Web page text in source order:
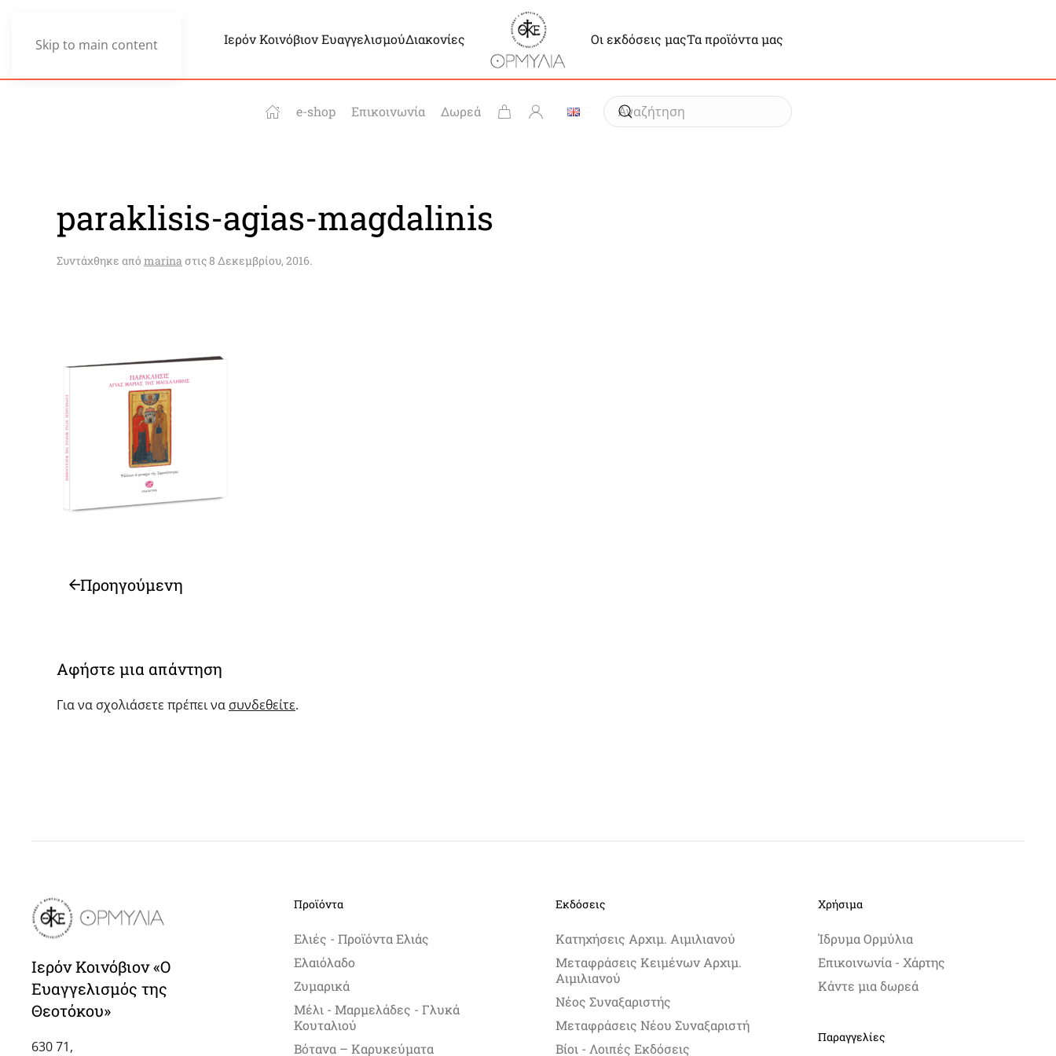
Skip to main content Ιερόν Κοινόβιον ΕυαγγελισμούΔιακονίες Οι εκδόσεις μαςΤα προϊόντα μας
e-shop Επικοινωνία Δωρεά
paraklisis-agias-magdalinis
Συντάχθηκε από marina στις8 Δεκεμβρίου, 2016.
Προηγούμενη
Αφήστε μια απάντηση
Για να σχολιάσετε πρέπει να συνδεθείτε.
Ιερόν Κοινόβιον «Ο
Ευαγγελισμός της
Θεοτόκου»
630 71,
Προϊόντα
Ελιές - Προϊόντα Ελιάς
Ελαιόλαδο
Ζυμαρικά
Μέλι - Μαρμελάδες - Γλυκά
Κουταλιού
Βότανα – Καρυκεύματα
Εκδόσεις
Κατηχήσεις Αρχιμ. Αιμιλιανού
Μεταφράσεις Κειμένων Αρχιμ.
Αιμιλιανού
Νέος Συναξαριστής
Μεταφράσεις Νέου Συναξαριστή
Βίοι - Λοιπές Εκδόσεις
Χρήσιμα
Ίδρυμα Ορμύλια
Επικοινωνία - Χάρτης
Κάντε μια δωρεά
Παραγγελίες